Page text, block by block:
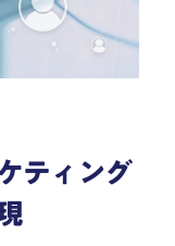
ティング